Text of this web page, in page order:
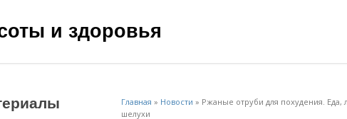
и здоровья
Главная » Новости » Ржаные отруби для похудения. Еда,
шелухи